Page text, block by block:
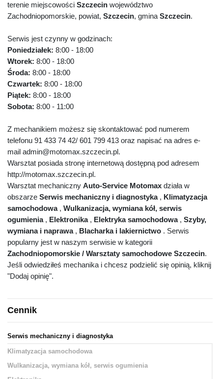
terenie miejscowości Szczecin województwo
Zachodniopomorskie, powiat, Szczecin, gmina Szczecin.
Serwis jest czynny w godzinach:
Poniedziałek: 8:00 - 18:00
Wtorek: 8:00 - 18:00
Środa: 8:00 - 18:00
Czwartek: 8:00 - 18:00
Piątek: 8:00 - 18:00
Sobota: 8:00 - 11:00
Z mechanikiem możesz się skontaktować pod numerem
telefonu 91 433 74 42/ 601 799 413 oraz napisać na adres e-
mail admin@motomax.szczecin.pl.
Warsztat posiada stronę internetową dostępną pod adresem
http://motomax.szczecin.pl.
Warsztat mechaniczny Auto-Service Motomax działa w
obszarze Serwis mechaniczny i diagnostyka, Klimatyzacja
samochodowa, Wulkanizacja, wymiana kół, serwis
ogumienia, Elektronika, Elektryka samochodowa, Szyby,
wymiana i naprawa, Blacharka i lakiernictwo . Serwis
popularny jest w naszym serwisie w kategorii
Zachodniopomorskie / Warsztaty samochodowe Szczecin.
Jeśli odwiedziłeś mechanika i chcesz podzielić się opinią, kliknij
"Dodaj opinię".
Cennik
Serwis mechaniczny i diagnostyka
Klimatyzacja samochodowa
Wulkanizacja, wymiana kół, serwis ogumienia